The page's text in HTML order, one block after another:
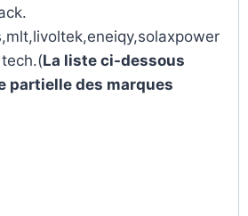
La liste ci-dessous
partielle des marques